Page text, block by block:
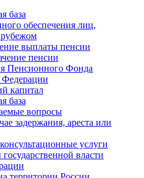
база
обеспечения лиц,
выплаты пенсии
пенсии
Пенсионного Фонда
Федерации
капитал
база
вопросы
задержания, ареста или
услуги
власти